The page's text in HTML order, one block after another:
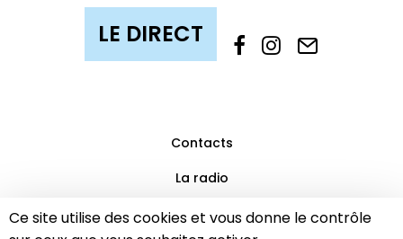
Ce site utilise des cookies et vous donne le contrôle
Contacts
La radio
Mentions légales